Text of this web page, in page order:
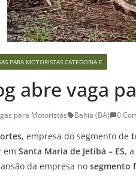
PARA MOTORISTAS CATEGORIA E
abre vaga
para Motoristas Bahia (BA) 0
, empresa do segmento de
em Santa Maria de Jetibá – ES,
da empresa no segmento